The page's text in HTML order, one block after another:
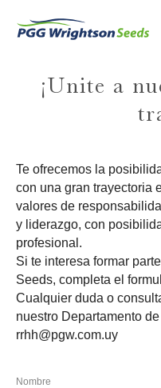
¡Unite a
Te ofrecemos la
con una gran trayectoria
valores de
y liderazgo, con
profesional.
Si te interesa formar
Seeds, completa el
Cualquier duda o
nuestro Departamento
rrhh@pgw.com.uy
Nombre